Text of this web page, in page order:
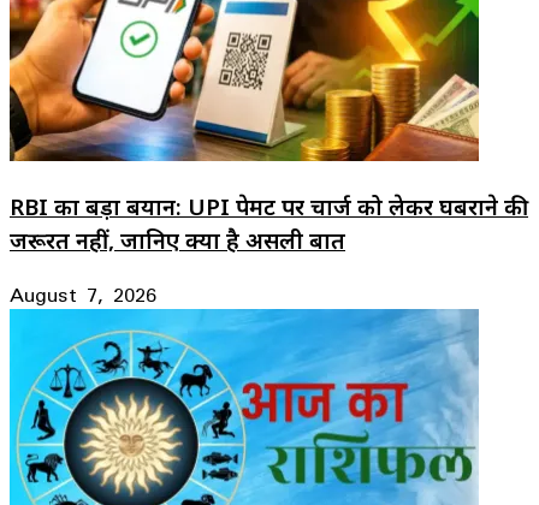
RBI का बड़ा बयान: UPI पेमेंट पर चार्ज को लेकर घबराने की
जरूरत नहीं, जानिए क्या है असली बात
August 7, 2026